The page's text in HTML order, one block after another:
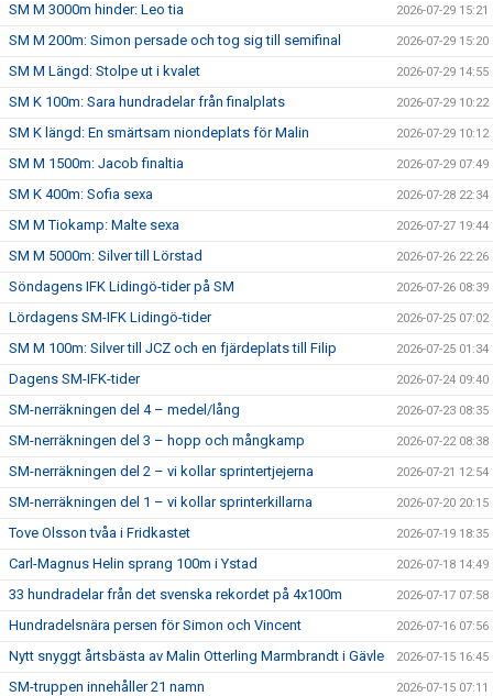
SM M 3000m hinder: Leo tia 2026-07-29 15:21
SM M 200m: Simon persade och tog sig till semifinal 2026-07-29 15:20
SM M Längd: Stolpe ut i kvalet 2026-07-29 14:55
SM K 100m: Sara hundradelar från finalplats 2026-07-29 10:22
SM K längd: En smärtsam niondeplats för Malin 2026-07-29 10:12
SM M 1500m: Jacob finaltia 2026-07-29 07:49
SM K 400m: Sofia sexa 2026-07-28 22:34
SM M Tiokamp: Malte sexa 2026-07-27 19:44
SM M 5000m: Silver till Lörstad 2026-07-26 22:26
Söndagens IFK Lidingö-tider på SM 2026-07-26 08:39
Lördagens SM-IFK Lidingö-tider 2026-07-25 07:02
SM M 100m: Silver till JCZ och en fjärdeplats till Filip 2026-07-25 01:34
Dagens SM-IFK-tider 2026-07-24 09:40
SM-nerräkningen del 4 – medel/lång 2026-07-23 08:35
SM-nerräkningen del 3 – hopp och mångkamp 2026-07-22 08:38
SM-nerräkningen del 2 – vi kollar sprintertjejerna 2026-07-21 12:54
SM-nerräkningen del 1 – vi kollar sprinterkillarna 2026-07-20 20:15
Tove Olsson tvåa i Fridkastet 2026-07-19 18:35
Carl-Magnus Helin sprang 100m i Ystad 2026-07-18 14:49
33 hundradelar från det svenska rekordet på 4x100m 2026-07-17 07:58
Hundradelsnära persen för Simon och Vincent 2026-07-16 07:56
Nytt snyggt årtsbästa av Malin Otterling Marmbrandt i Gävle 2026-07-15 16:45
SM-truppen innehåller 21 namn 2026-07-15 07:11